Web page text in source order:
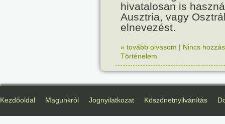
hivatalosan is
Ausztria, vagy
elnevezést.
» tovább olvasom | Nincs
Történelem
Kezdőoldal Magunkról Jognyilatkozat Köszönetnyilvánítás